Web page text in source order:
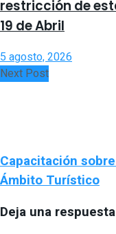
restricción de
19 de Abril
5 agosto, 2026
Next Post
Capacitación
Ámbito Turístico
Deja una respuesta